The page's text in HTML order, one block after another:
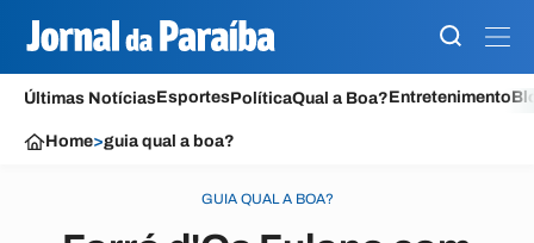
Últimas NotíciasEsportesPolíticaQual a Boa?Entretenimento
Home>guia qual a boa?
GUIA QUAL A BOA?